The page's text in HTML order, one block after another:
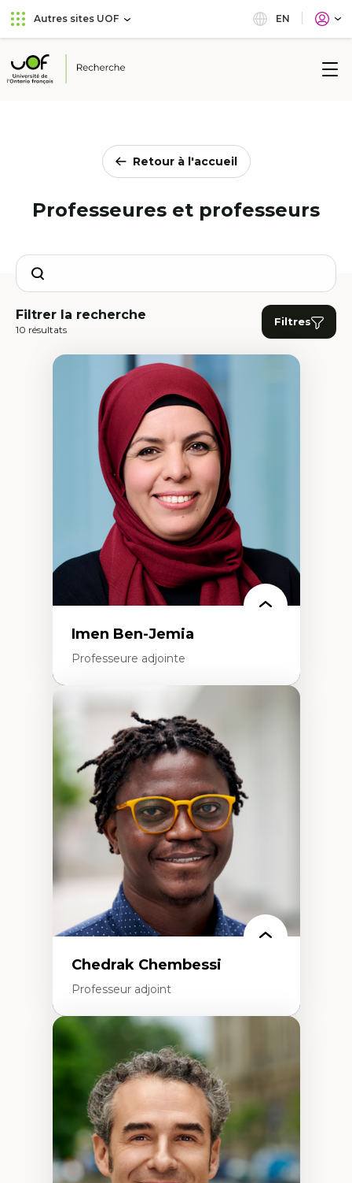
Aller
au
principal
Passer
au
Autres sites UOF EN
Université
Retour à l'accueil
Professeures et professeurs
Search
Filtrer la recherche
10 résultats
Filtres
Imen Ben-Jemia
Professeure adjointe
Expertises
Discours sur la ville et représentations
Mosquées, formes et usages au Canada
Reconnaissance et représentations des
communautés immigrantes dans l'espace
urbain
Design architectural et urbain
Patrimoine et patrimonialisation
Études postcoloniales et décolonisation des
savoirs
Chedrak Chembessi
Professeur adjoint
Économie circulaire
Modèles d’affaires durables
Histoire des faits économiques
Gestion durable des ressources naturelles
Écologie industrielle
Aménagement durable du territoire
Développement régional
Coopératives
Télétravail en milieu rural francophone
Transition socio-écologique